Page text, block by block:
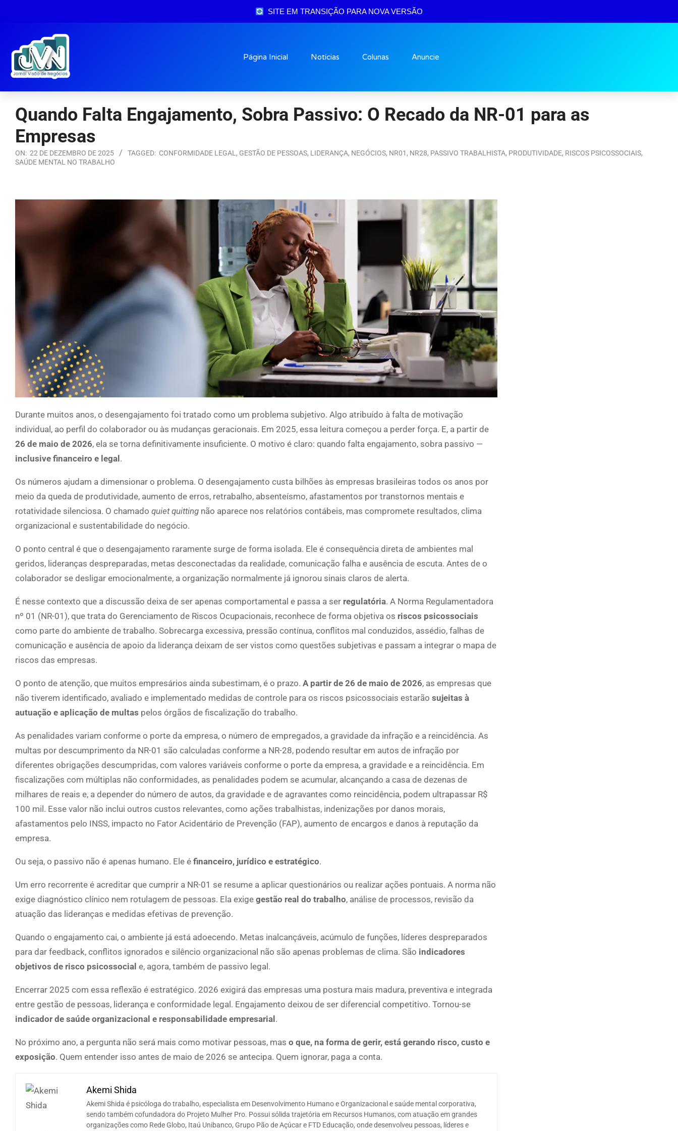
SITE EM TRANSIÇÃO PARA NOVA VERSÃO
Página Inicial Notícias Colunas Anuncie
Quando Falta Engajamento, Sobra Passivo: O Recado da NR-01 para as
Empresas
ON: 22 DE DEZEMBRO DE 2025 TAGGED: CONFORMIDADE LEGAL , GESTÃO DE PESSOAS, LIDERANÇA, NEGÓCIOS, NR01 , NR28, PASSIVO TRABALHISTA, PRODUTIVIDADE, RISCOS PSICOSSOCIAIS,
SAÚDE MENTAL NO TRABALHO
Durante muitos anos, o desengajamento foi tratado como um problema subjetivo. Algo atribuído à falta de motivação
individual, ao perfil do colaborador ou às mudanças geracionais. Em 2025, essa leitura começou a perder força. E, a partir de
26 de maio de 2026, ela se torna definitivamente insuficiente. O motivo é claro: quando falta engajamento, sobra passivo —
inclusive financeiro e legal.
Os números ajudam a dimensionar o problema. O desengajamento custa bilhões às empresas brasileiras todos os anos por
meio da queda de produtividade, aumento de erros, retrabalho, absenteísmo, afastamentos por transtornos mentais e
rotatividade silenciosa. O chamado quiet quitting não aparece nos relatórios contábeis, mas compromete resultados, clima
organizacional e sustentabilidade do negócio.
O ponto central é que o desengajamento raramente surge de forma isolada. Ele é consequência direta de ambientes mal
geridos, lideranças despreparadas, metas desconectadas da realidade, comunicação falha e ausência de escuta. Antes de o
colaborador se desligar emocionalmente, a organização normalmente já ignorou sinais claros de alerta.
É nesse contexto que a discussão deixa de ser apenas comportamental e passa a ser regulatória. A Norma Regulamentadora
nº 01 (NR-01), que trata do Gerenciamento de Riscos Ocupacionais, reconhece de forma objetiva os riscos psicossociais
como parte do ambiente de trabalho. Sobrecarga excessiva, pressão contínua, conflitos mal conduzidos, assédio, falhas de
comunicação e ausência de apoio da liderança deixam de ser vistos como questões subjetivas e passam a integrar o mapa de
riscos das empresas.
O ponto de atenção, que muitos empresários ainda subestimam, é o prazo. A partir de 26 de maio de 2026, as empresas que
não tiverem identificado, avaliado e implementado medidas de controle para os riscos psicossociais estarão sujeitas à
autuação e aplicação de multas pelos órgãos de fiscalização do trabalho.
As penalidades variam conforme o porte da empresa, o número de empregados, a gravidade da infração e a reincidência. As
multas por descumprimento da NR-01 são calculadas conforme a NR-28, podendo resultar em autos de infração por
diferentes obrigações descumpridas, com valores variáveis conforme o porte da empresa, a gravidade e a reincidência. Em
fiscalizações com múltiplas não conformidades, as penalidades podem se acumular, alcançando a casa de dezenas de
milhares de reais e, a depender do número de autos, da gravidade e de agravantes como reincidência, podem ultrapassar R$
100 mil. Esse valor não inclui outros custos relevantes, como ações trabalhistas, indenizações por danos morais,
afastamentos pelo INSS, impacto no Fator Acidentário de Prevenção (FAP), aumento de encargos e danos à reputação da
empresa.
Ou seja, o passivo não é apenas humano. Ele é financeiro, jurídico e estratégico.
Um erro recorrente é acreditar que cumprir a NR-01 se resume a aplicar questionários ou realizar ações pontuais. A norma não
exige diagnóstico clínico nem rotulagem de pessoas. Ela exige gestão real do trabalho, análise de processos, revisão da
atuação das lideranças e medidas efetivas de prevenção.
Quando o engajamento cai, o ambiente já está adoecendo. Metas inalcançáveis, acúmulo de funções, líderes despreparados
para dar feedback, conflitos ignorados e silêncio organizacional não são apenas problemas de clima. São indicadores
objetivos de risco psicossocial e, agora, também de passivo legal.
Encerrar 2025 com essa reflexão é estratégico. 2026 exigirá das empresas uma postura mais madura, preventiva e integrada
entre gestão de pessoas, liderança e conformidade legal. Engajamento deixou de ser diferencial competitivo. Tornou-se
indicador de saúde organizacional e responsabilidade empresarial.
No próximo ano, a pergunta não será mais como motivar pessoas, mas o que, na forma de gerir, está gerando risco, custo e
exposição. Quem entender isso antes de maio de 2026 se antecipa. Quem ignorar, paga a conta.
Akemi Shida
Akemi Shida é psicóloga do trabalho, especialista em Desenvolvimento Humano e Organizacional e saúde mental corporativa,
sendo também cofundadora do Projeto Mulher Pro. Possui sólida trajetória em Recursos Humanos, com atuação em grandes
organizações como Rede Globo, Itaú Unibanco, Grupo Pão de Açúcar e FTD Educação, onde desenvolveu pessoas, líderes e